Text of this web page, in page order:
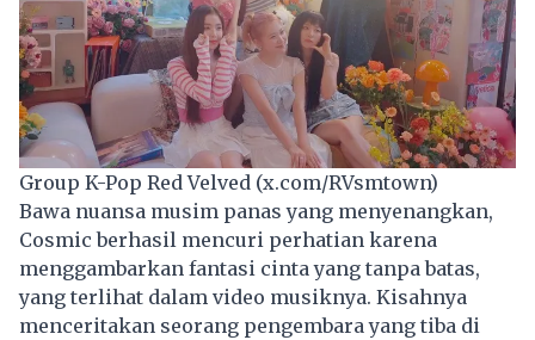
Group K-Pop Red Velved (x.com/RVsmtown)
Bawa nuansa musim panas yang menyenangkan,
Cosmic berhasil mencuri perhatian karena
menggambarkan fantasi cinta yang tanpa batas,
yang terlihat dalam video musiknya. Kisahnya
menceritakan seorang pengembara yang tiba di